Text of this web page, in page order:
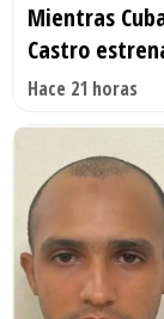
Mientras
Castro
Hace 21 horas